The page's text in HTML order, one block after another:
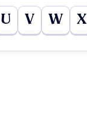
U V W X